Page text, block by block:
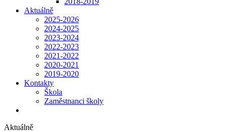
Aktuálně
2025-2026
2024-2025
2023-2024
2022-2023
2021-2022
2020-2021
2019-2020
Kontakty
Škola
Zaměstnanci školy
Aktuálně